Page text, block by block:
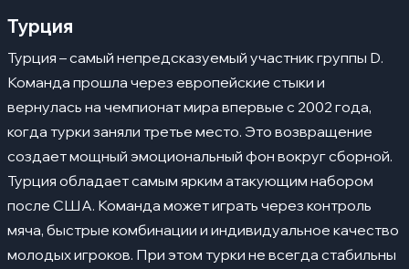
Турция
Турция – самый непредсказуемый участник группы D.
Команда прошла через европейские стыки и
вернулась на чемпионат мира впервые с 2002 года,
когда турки заняли третье место. Это возвращение
создает мощный эмоциональный фон вокруг сборной.
Турция обладает самым ярким атакующим набором
после США. Команда может играть через контроль
мяча, быстрые комбинации и индивидуальное качество
молодых игроков. При этом турки не всегда стабильны